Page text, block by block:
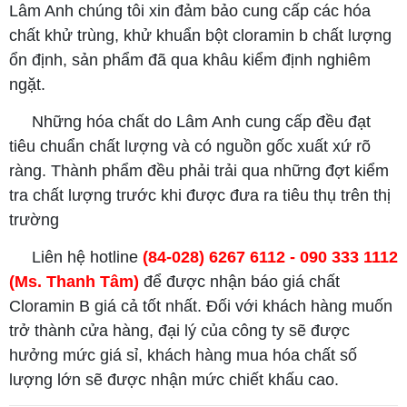
Lâm Anh chúng tôi xin đảm bảo cung cấp các hóa
chất khử trùng, khử khuẩn bột cloramin b chất lượng
ổn định, sản phẩm đã qua khâu kiểm định nghiêm
ngặt.
Những hóa chất do Lâm Anh cung cấp đều đạt
tiêu chuẩn chất lượng và có nguồn gốc xuất xứ rõ
ràng. Thành phẩm đều phải trải qua những đợt kiểm
tra chất lượng trước khi được đưa ra tiêu thụ trên thị
trường
Liên hệ hotline (84-028) 6267 6112 - 090 333 1112
(Ms. Thanh Tâm) để được nhận báo giá chất
Cloramin B giá cả tốt nhất. Đối với khách hàng muốn
trở thành cửa hàng, đại lý của công ty sẽ được
hưởng mức giá sỉ, khách hàng mua hóa chất số
lượng lớn sẽ được nhận mức chiết khấu cao.